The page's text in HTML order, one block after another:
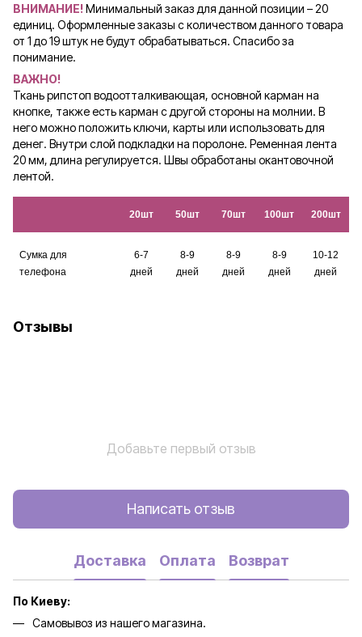
ВНИМАНИЕ!Минимальный заказ для данной позиции – 20
единиц. Оформленные заказы с количеством данного товара
от 1 до 19 штук не будут обрабатываться. Спасибо за
понимание.
ВАЖНО!
Ткань рипстоп водоотталкивающая, основной карман на
кнопке, также есть карман с другой стороны на молнии. В
него можно положить ключи, карты или использовать для
денег. Внутри слой подкладки на поролоне. Ременная лента
20 мм, длина регулируется. Швы обработаны окантовочной
лентой.
20шт 50шт 70шт 100шт 200шт
Сумка для
телефона
6-7
дней
8-9
дней
8-9
дней
8-9
дней
10-12
дней
Отзывы
Добавьте первый отзыв
Написать отзыв
Доставка Оплата Возврат
По Киеву:
Самовывоз из нашего магазина.